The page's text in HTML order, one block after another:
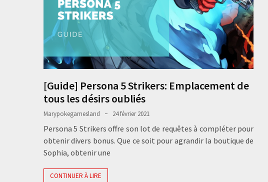
[Guide] Persona 5 Strikers: Emplacement de
tous les désirs oubliés
Marypokegamesland 24 février 2021
Persona 5 Strikers offre son lot de requêtes à compléter pour
obtenir divers bonus. Que ce soit pour agrandir la boutique de
Sophia, obtenir une
CONTINUER À LIRE